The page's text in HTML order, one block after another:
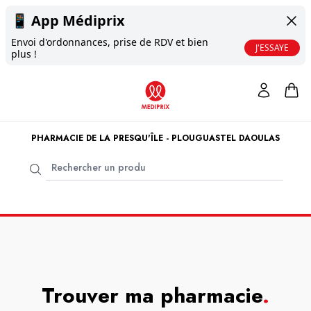
📱 App Médiprix
Envoi d'ordonnances, prise de RDV et bien
plus !
J'ESSAYE
PHARMACIE DE LA PRESQU'ÎLE - PLOUGUASTEL DAOULAS
Trouver ma pharmacie.